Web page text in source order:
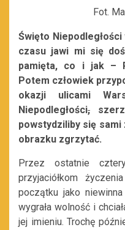
Fot.
Święto
czasu jawi mi się
pamięta, co i jak –
Potem człowiek
okazji ulicami
Niepodległości,
powstydziliby się
obrazku zgrzytać.
Przez ostatnie
przyjaciółkom
początku jako
wygrała wolność i
jej imieniu. Trochę